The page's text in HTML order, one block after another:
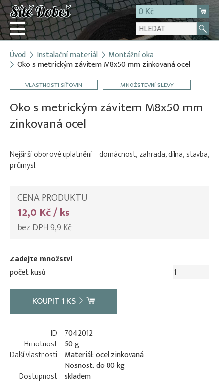
0 Kč
Přihlásit
Registrace
E-shop
O firmě
Kontakt
Úvod Instalační materiál Montážní oka
Oko s metrickým závitem M8x50 mm zinkovaná ocel
VLASTNOSTI SÍŤOVIN MNOŽSTEVNÍ SLEVY
Oko s metrickým závitem M8x50 mm
zinkovaná ocel
Nejširší oborové uplatnění – domácnost, zahrada, dílna, stavba,
průmysl.
CENA PRODUKTU
12,0 Kč / ks
bez DPH 9,9 Kč
Zadejte množství
počet kusů
KOUPIT1 KS
ID
7042012
Hmotnost 50 g
Další vlastnosti
Materiál: ocel zinkovaná
Nosnost: do 80 kg
Dostupnost skladem